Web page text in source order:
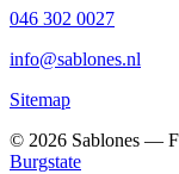
046 302 0027
info@sablones.nl
Sitemap
© 2026 Sablones —
Burgstate